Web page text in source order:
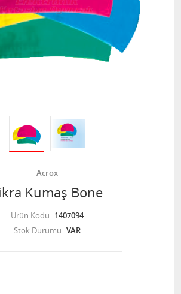
Acrox
Kumaş Bone
Ürün Kodu 1407094
Stok Durumu VAR